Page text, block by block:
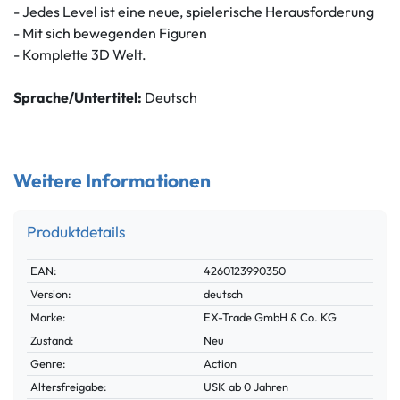
- Jedes Level ist eine neue, spielerische Herausforderung
- Mit sich bewegenden Figuren
- Komplette 3D Welt.
Sprache/Untertitel: Deutsch
Weitere Informationen
Produktdetails
Technisches
Merkmal
Wert
EAN:
4260123990350
Version:
deutsch
Marke:
EX-Trade GmbH & Co. KG
Zustand:
Neu
Genre:
Action
Altersfreigabe:
USK ab 0 Jahren